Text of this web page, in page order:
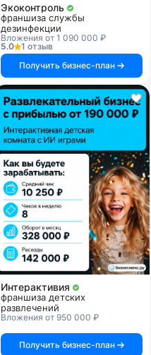
Экоконтроль
франшиза службы
дезинфекции
Вложения от 1 090 000 ₽
5.0
1 отзыв
Получить бизнес-план
Интерактивия
франшиза детских
развлечений
Вложения от 950 000 ₽
Получить бизнес-план